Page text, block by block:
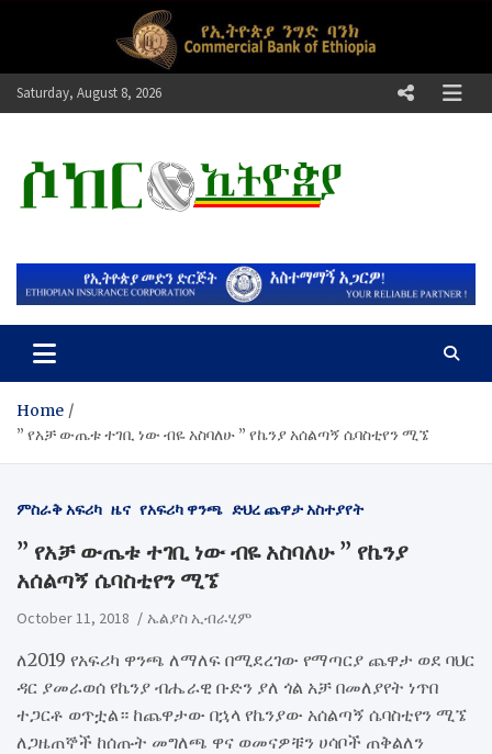
Saturday, August 8, 2026
ሶከር ኢትዮጵያ
Home
” የአቻ ውጤቱ ተገቢ ነው ብዬ አስባለሁ ” የኬንያ አሰልጣኝ ሴባስቲየን ሚኜ
ምስራቅ አፍሪካ ዜና የአፍሪካ ዋንጫ ድህረ ጨዋታ አስተያየት
” የአቻ ውጤቱ ተገቢ ነው ብዬ አስባለሁ ” የኬንያ
አሰልጣኝ ሴባስቲየን ሚኜ
October 11, 2018 ኤልያስ ኢብራሂም
ለ2019 የአፍሪካ ዋንጫ ለማለፍ በሚደረገው የማጣርያ ጨዋታ ወደ ባህር
ዳር ያመራወሰ የኬንያ ብሔራዊ ቡድን ያለ ጎል አቻ በመለያየት ነጥበ
ተጋርቶ ወጥቷል። ከጨዋታው በኋላ የኬንያው አሰልጣኝ ሴባስቲየን ሚኜ
ለጋዜጠኞች ከሰጡት መግለጫ ዋና ወመናዎቹን ሀሳቦች ጠቅልለን